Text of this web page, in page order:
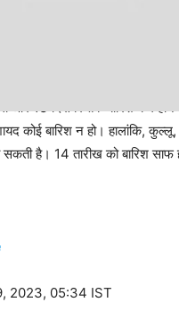
और 13 दिसंबर तक बारिश कम
कोई बारिश न हो। हालांकि,
है। 14 तारीख को बारिश साफ
2023, 05:34 IST